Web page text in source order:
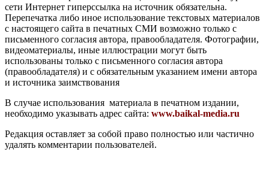
сети Интернет гиперссылка на источник обязательна.
Перепечатка либо иное использование текстовых материалов
с настоящего сайта в печатных СМИ возможно только с
письменного согласия автора, правообладателя. Фотографии,
видеоматериалы, иные иллюстрации могут быть
использованы только с письменного согласия автора
(правообладателя) и с обязательным указанием имени автора
и источника заимствования
В случае использования материала в печатном издании,
необходимо указывать адрес сайта: www.baikal-media.ru
Редакция оставляет за собой право полностью или частично
удалять комментарии пользователей.